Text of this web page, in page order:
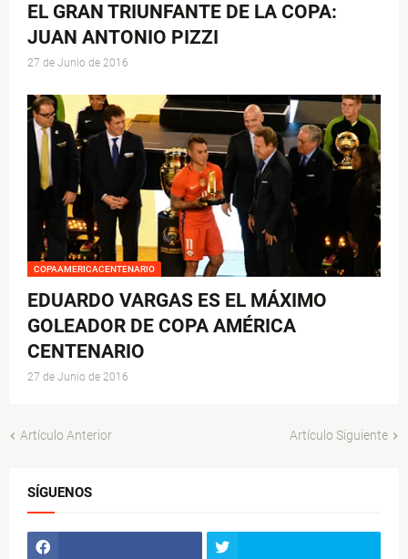
EL GRAN TRIUNFANTE DE LA COPA:
JUAN ANTONIO PIZZI
27 de Junio de 2016
COPAAMERICACENTENARIO
EDUARDO VARGAS ES EL MÁXIMO
GOLEADOR DE COPA AMÉRICA
CENTENARIO
27 de Junio de 2016
Artículo Anterior Artículo Siguiente
SÍGUENOS